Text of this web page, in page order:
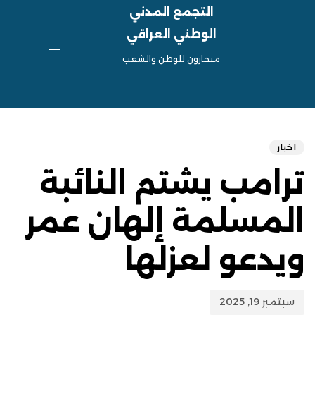
التجمع المدني
الوطني العراقي
منحازون للوطن والشعب
اخبار
ترامب يشتم النائبة
المسلمة إلهان عمر
ويدعو لعزلها
سبتمبر 19, 2025